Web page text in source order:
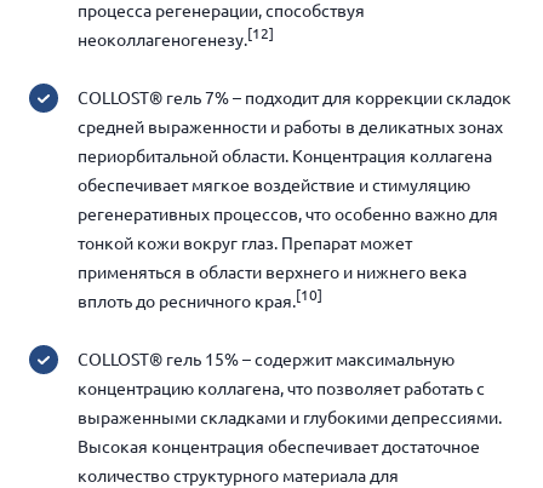
процесса регенерации, способствуя
неоколлагеногенезу.[12]
COLLOST® гель 7%– подходит для коррекции складок
средней выраженности и работы в деликатных зонах
периорбитальной области. Концентрация коллагена
обеспечивает мягкое воздействие и стимуляцию
регенеративных процессов, что особенно важно для
тонкой кожи вокруг глаз. Препарат может
применяться в области верхнего и нижнего века
вплоть до ресничного края.[10]
COLLOST® гель 15%– содержит максимальную
концентрацию коллагена, что позволяет работать с
выраженными складками и глубокими депрессиями.
Высокая концентрация обеспечивает достаточное
количество структурного материала для